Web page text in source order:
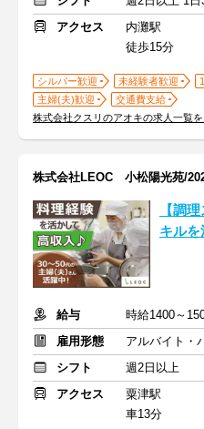
アクセス
内灘駅
徒歩15分
シルバー歓迎 未経験者歓迎
主婦(夫)歓迎
交通費支給
株式会社クスリのアオキの求人一覧
株式会社LEOC 小松陽光苑/
【調
キル
給与
時給1400～
雇用形態
アルバイト・
シフト
週2日以上
アクセス
粟津駅
車13分